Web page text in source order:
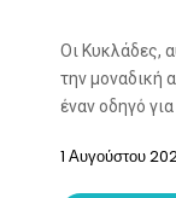
Οι Κυκλάδες,
την μοναδική
έναν οδηγό
1 Αυγούστου